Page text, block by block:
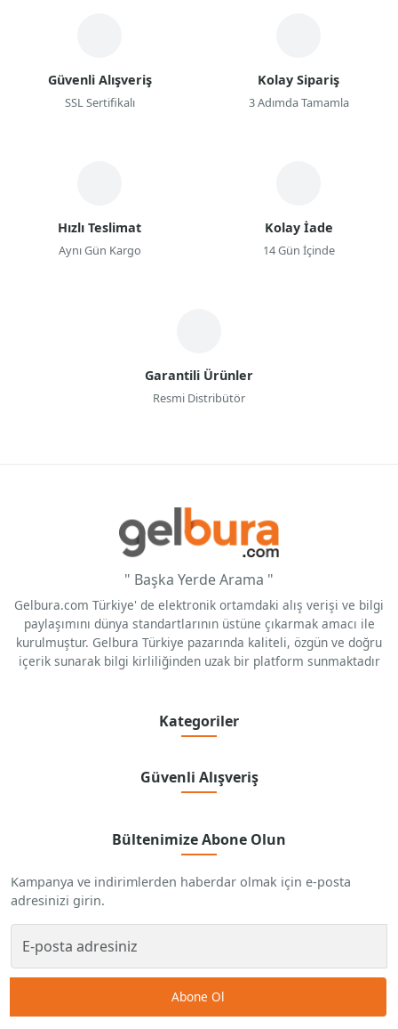
Güvenli Alışveriş
SSL Sertifikalı
Kolay Sipariş
3 Adımda Tamamla
Hızlı Teslimat
Aynı Gün Kargo
Kolay İade
14 Gün İçinde
Garantili Ürünler
Resmi Distribütör
" Başka Yerde Arama "
Gelbura.com Türkiye' de elektronik ortamdaki alış verişi ve bilgi
paylaşımını dünya standartlarının üstüne çıkarmak amacı ile
kurulmuştur. Gelbura Türkiye pazarında kaliteli, özgün ve doğru
içerik sunarak bilgi kirliliğinden uzak bir platform sunmaktadır
Kategoriler
Güvenli Alışveriş
Bültenimize Abone Olun
Kampanya ve indirimlerden haberdar olmak için e-posta
adresinizi girin.
Abone Ol